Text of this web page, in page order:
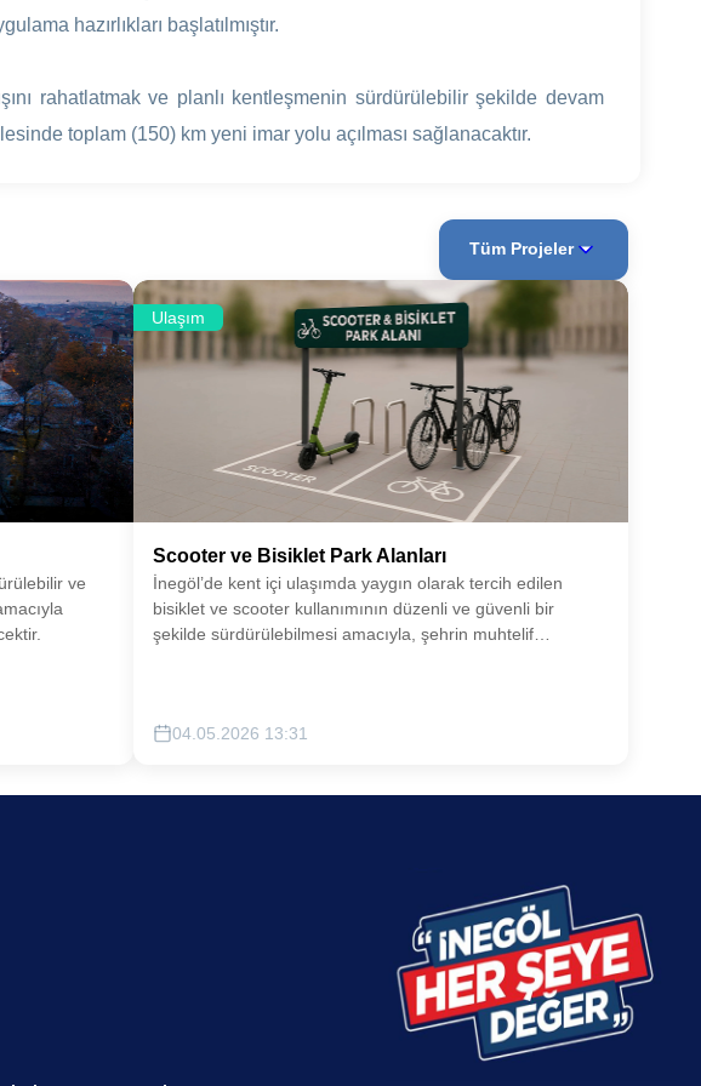
hazırlıkları başlatılmıştır.
rahatlatmak ve planlı kentleşmenin sürdürülebilir şekilde devam
toplam (150) km yeni imar yolu açılması sağlanacaktır.
Tüm Projeler
ve
Ulaşım
Scooter ve Bisiklet Park Alanları
İnegöl’de kent içi ulaşımda yaygın olarak tercih edilen
bisiklet ve scooter kullanımının düzenli ve güvenli bir
şekilde sürdürülebilmesi amacıyla, şehrin muhtelif
04.05.2026 13:31